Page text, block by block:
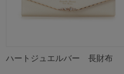
ハートジュエルバー 長財布